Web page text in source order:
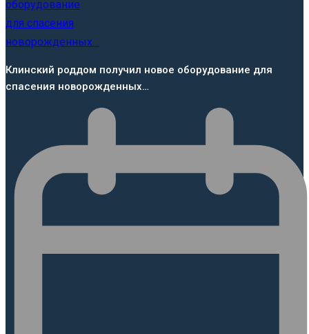
Клинский роддом получил новое оборудование для
спасения новорожденных…